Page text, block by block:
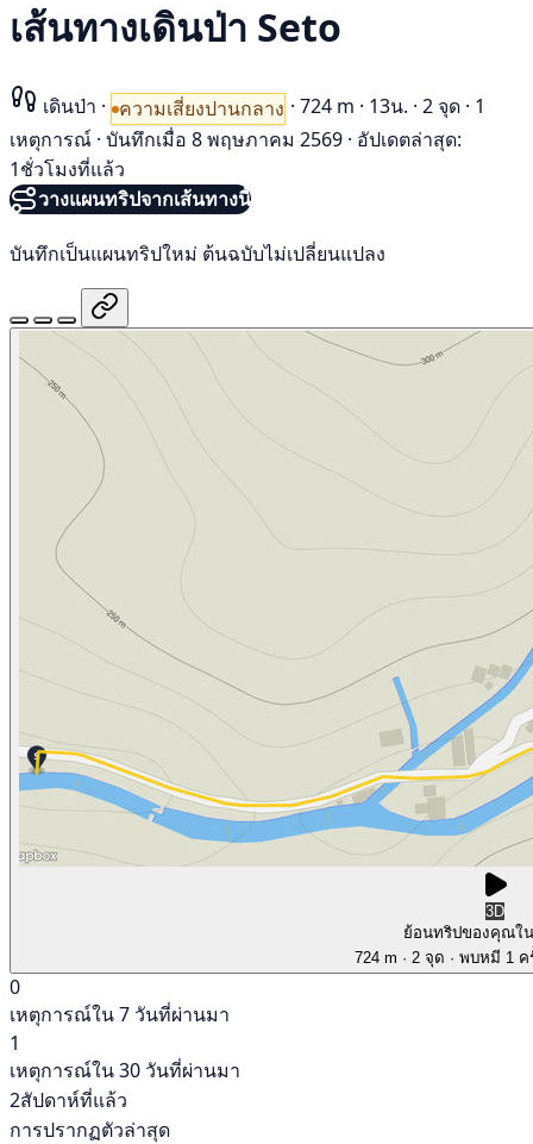
เส้นทางเดินป่า Seto
เดินป่า · ความเสี่ยงปานกลาง · 724 m · 13น. · 2 จุด · 1
เหตุการณ์ · บันทึกเมื่อ 8 พฤษภาคม 2569 · อัปเดตล่าสุด:
1ชั่วโมงที่แล้ว
วางแผนทริปจากเส้นทางนี้
บันทึกเป็นแผนทริปใหม่ ต้นฉบับไม่เปลี่ยนแปลง
3D
ย้อนทริปของคุณใ
724 m · 2 จุด · พบหมี 1
0
เหตุการณ์ใน 7 วันที่ผ่านมา
1
เหตุการณ์ใน 30 วันที่ผ่านมา
2สัปดาห์ที่แล้ว
การปรากฏตัวล่าสุด